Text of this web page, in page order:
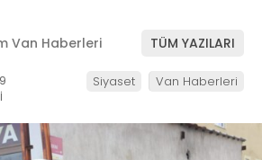
Van Haberleri TÜM YAZILARI
Siyaset Van Haberleri